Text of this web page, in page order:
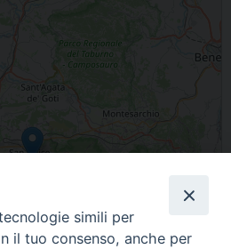
simili per
il tuo consenso, anche per